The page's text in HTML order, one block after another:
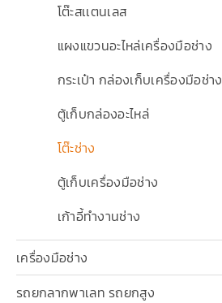
โต๊ะสเเตนเลส
แผงแขวนอะไหล่เครื่องมือช่าง
กระเป๋า กล่องเก็บเครื่องมือช่าง
ตู้เก็บกล่องอะไหล่
โต๊ะช่าง
ตู้เก็บเครื่องมือช่าง
เก้าอี้ทำงานช่าง
เครื่องมือช่าง
รถยกลากพาเลท รถยกสูง